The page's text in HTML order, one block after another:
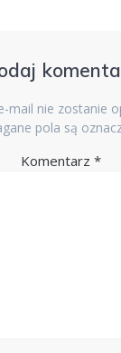
mail nie zostanie
pola są
Komentarz *